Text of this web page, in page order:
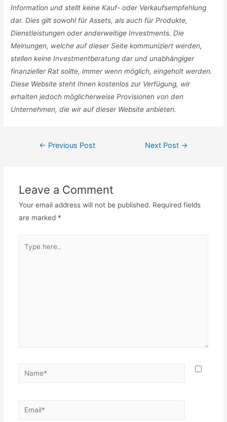
Information und stellt keine Kauf- oder Verkaufsempfehlung
dar. Dies gilt sowohl für Assets, als auch für Produkte,
Dienstleistungen oder anderweitige Investments. Die
Meinungen, welche auf dieser Seite kommuniziert werden,
stellen keine Investmentberatung dar und unabhängiger
finanzieller Rat sollte, immer wenn möglich, eingeholt werden.
Diese Website steht Ihnen kostenlos zur Verfügung, wir
erhalten jedoch möglicherweise Provisionen von den
Unternehmen, die wir auf dieser Website anbieten.
Post← Previous Post Next Post →
Leave a Comment
Your email address will not be published. Required fields
are marked *
here..
Name*
Email*